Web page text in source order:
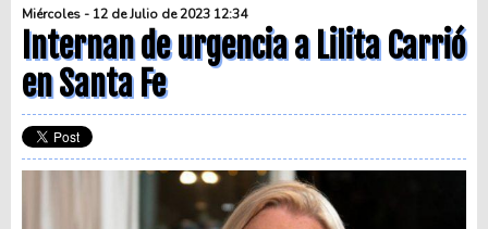
Miércoles - 12 de Julio de 2023 12:34
Internan de urgencia a Lilita Carrió
en Santa Fe